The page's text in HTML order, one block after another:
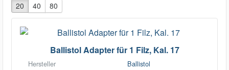
20
40 80
Ballistol Adapter für 1 Filz, Kal. 17
Hersteller
Ballistol